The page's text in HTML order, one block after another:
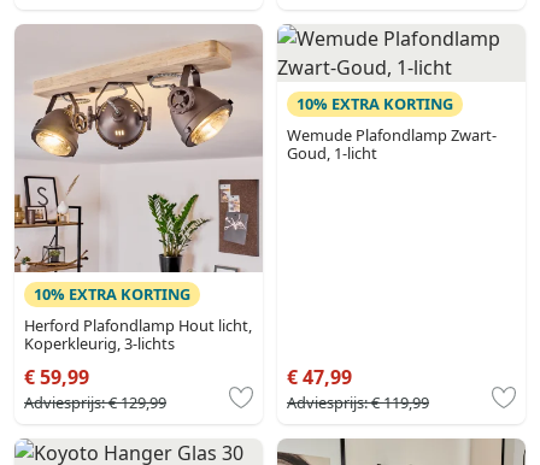
10% EXTRA KORTING
Herford Plafondlamp Hout licht,
Koperkleurig, 3-lichts
€ 59,99
Adviesprijs:€ 129,99
10% EXTRA KORTING
Wemude Plafondlamp Zwart-
Goud, 1-licht
€ 47,99
Adviesprijs:€ 119,99